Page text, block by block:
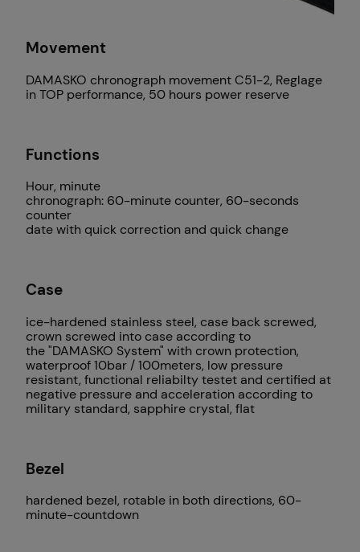
Movement
DAMASKO chronograph movement C51-2, Reglage
in TOP performance, 50 hours power reserve
Functions
Hour, minute
chronograph: 60-minute counter, 60-seconds
counter
date with quick correction and quick change
Case
ice-hardened stainless steel, case back screwed,
crown screwed into case according to
the"DAMASKO System" with crown protection,
waterproof 10bar / 100meters, low pressure
resistant, functional reliabilty testet and certified at
negative pressure and acceleration according to
military standard, sapphire crystal, flat
Bezel
hardened bezel, rotable in both directions, 60-
minute-countdown